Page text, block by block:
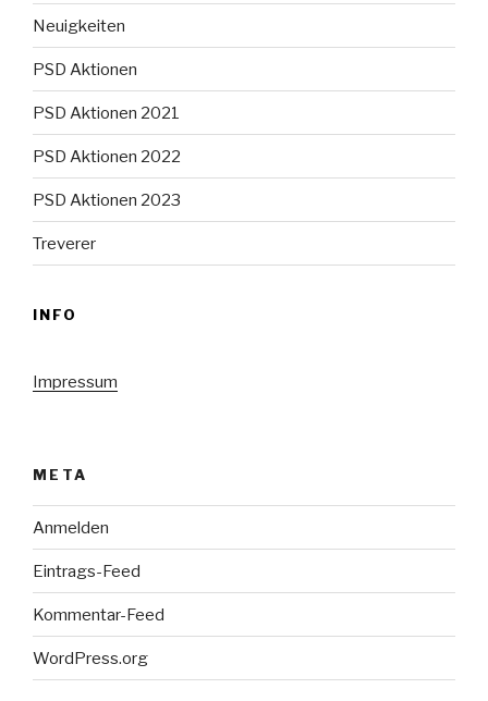
Neuigkeiten
PSD Aktionen
PSD Aktionen 2021
PSD Aktionen 2022
PSD Aktionen 2023
Treverer
INFO
Impressum
META
Anmelden
Eintrags-Feed
Kommentar-Feed
WordPress.org